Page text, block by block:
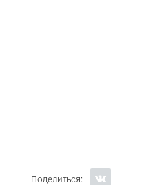
Поделиться: